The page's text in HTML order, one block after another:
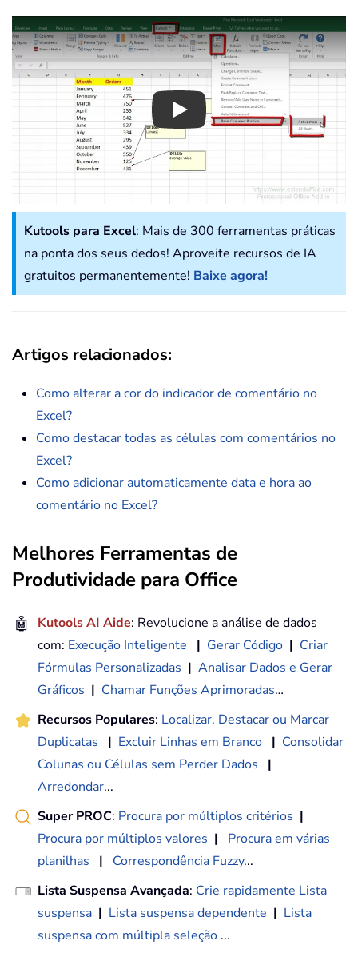
Play
Kutools para Excel: Mais de 300 ferramentas práticas
na ponta dos seus dedos! Aproveite recursos de IA
gratuitos permanentemente! Baixe agora!
Artigos relacionados:
Como alterar a cor do indicador de comentário no
Excel?
Como destacar todas as células com comentários no
Excel?
Como adicionar automaticamente data e hora ao
comentário no Excel?
Melhores Ferramentas de
Produtividade para Office
🤖 Kutools AI Aide: Revolucione a análise de dados
com: Execução Inteligente | Gerar Código | Criar
Fórmulas Personalizadas | Analisar Dados e Gerar
Gráficos | Chamar Funções Aprimoradas…
Recursos Populares: Localizar, Destacar ou Marcar
Duplicatas
| Excluir Linhas em Branco | Consolidar
Colunas ou Células sem Perder Dados
|
Arredondar...
Super PROC: Procura por múltiplos critérios |
Procura por múltiplos valores |
Procura em várias
planilhas
| Correspondência Fuzzy...
Lista Suspensa Avançada: Crie rapidamente Lista
suspensa | Lista suspensa dependente | Lista
suspensa com múltipla seleção ...